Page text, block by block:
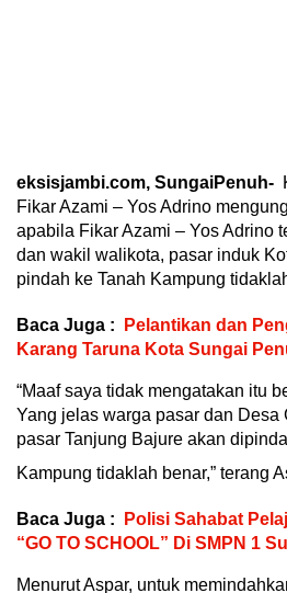
eksisjambi.com, SungaiPenuh-
Fikar Azami – Yos Adrino
apabila Fikar Azami – Yos Adrino
dan wakil walikota, pasar induk
pindah ke Tanah Kampung
Baca Juga :
Pelantikan dan
Karang Taruna Kota Sungai
“Maaf saya tidak mengatakan itu
Yang jelas warga pasar dan Desa
pasar Tanjung Bajure akan
Kampung tidaklah benar,” terang
Baca Juga :
Polisi Sahabat
“GO TO SCHOOL” Di SMPN 1
Menurut Aspar, untuk